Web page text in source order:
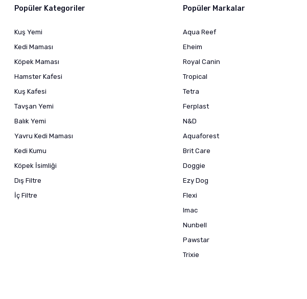
Popüler Kategoriler
Kuş Yemi
Kedi Maması
Köpek Maması
Hamster Kafesi
Kuş Kafesi
Tavşan Yemi
Balık Yemi
Yavru Kedi Maması
Kedi Kumu
Köpek İsimliği
Dış Filtre
İç Filtre
Popüler Markalar
Aqua Reef
Eheim
Royal Canin
Tropical
Tetra
Ferplast
N&D
Aquaforest
Brit Care
Doggie
Ezy Dog
Flexi
Imac
Nunbell
Pawstar
Trixie